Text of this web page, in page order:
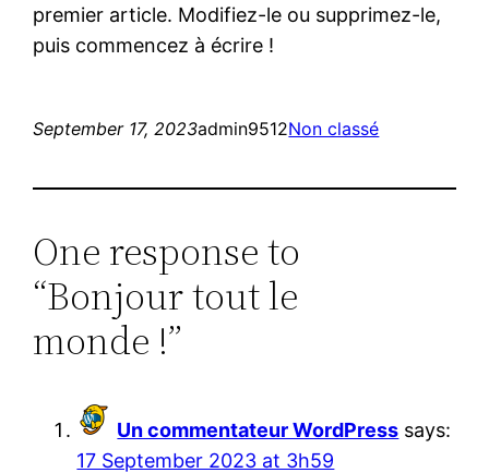
premier article. Modifiez-le ou supprimez-le,
puis commencez à écrire !
September 17, 2023admin9512Non classé
One response to
“Bonjour tout le
monde !”
Un commentateur WordPress says:
17 September 2023 at 3h59